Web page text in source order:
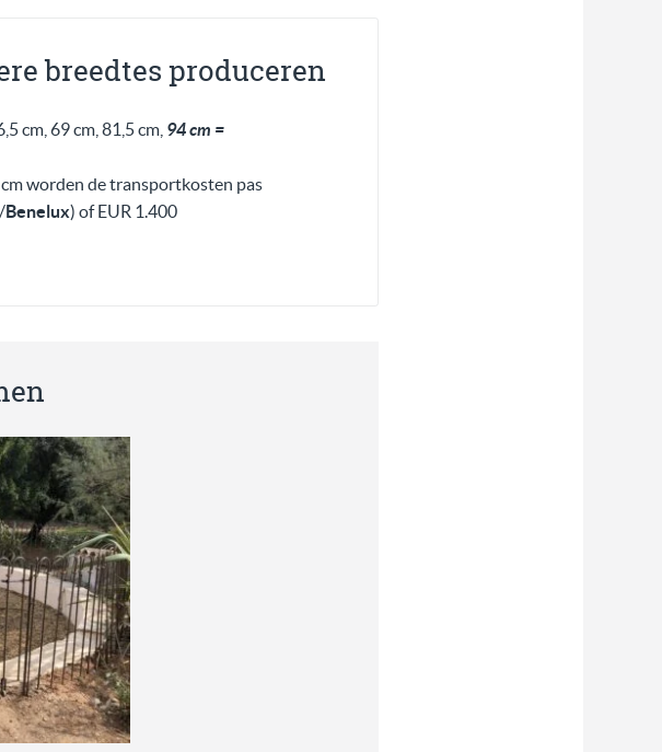
breedtes produceren
cm, 69 cm, 81,5 cm, 94 cm =
worden de transportkosten pas
Benelux) of EUR 1.400